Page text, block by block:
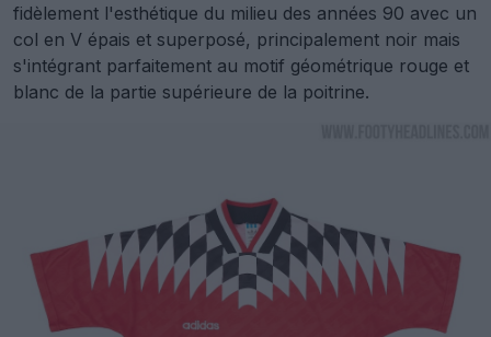
fidèlement l'esthétique du milieu des années 90 avec un
col en V épais et superposé, principalement noir mais
s'intégrant parfaitement au motif géométrique rouge et
blanc de la partie supérieure de la poitrine.